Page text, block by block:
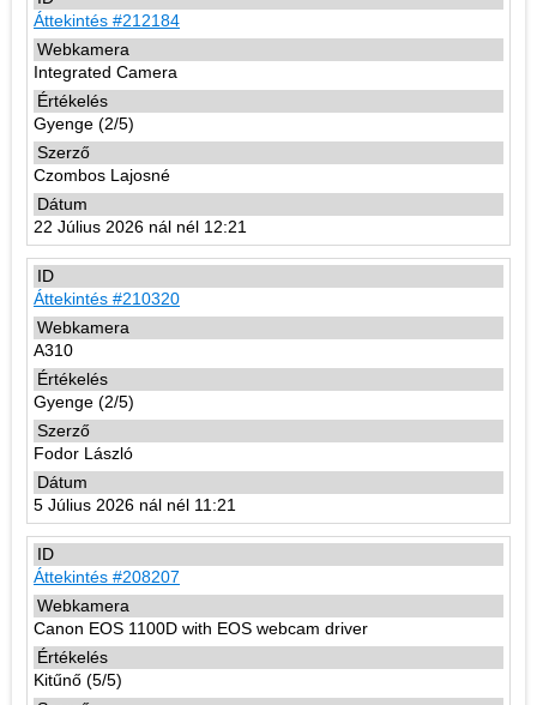
Áttekintés #212184
Integrated Camera
Gyenge (2/5)
Czombos Lajosné
22 Július 2026 nál nél 12:21
Áttekintés #210320
A310
Gyenge (2/5)
Fodor László
5 Július 2026 nál nél 11:21
Áttekintés #208207
Canon EOS 1100D with EOS webcam driver
Kitűnő (5/5)